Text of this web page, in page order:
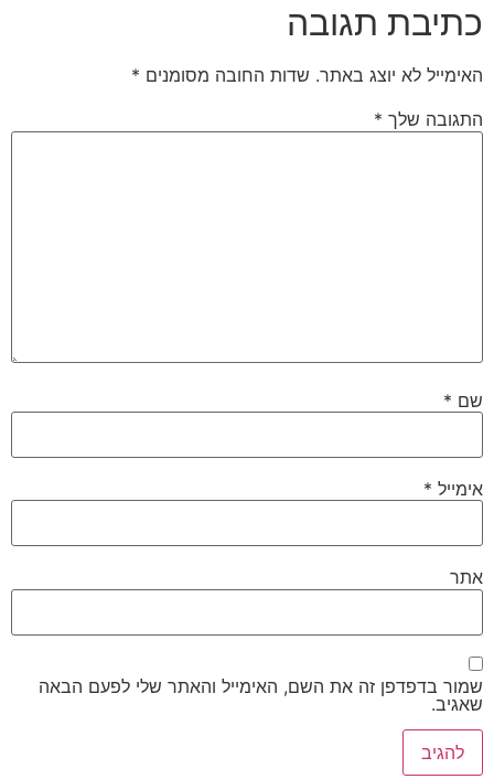
כתיבת תגובה
האימייל לא יוצג באתר. שדות החובה מסומנים *
התגובה שלך *
שם *
אימייל *
אתר
שמור בדפדפן זה את השם, האימייל והאתר שלי לפעם הבאה
שאגיב.